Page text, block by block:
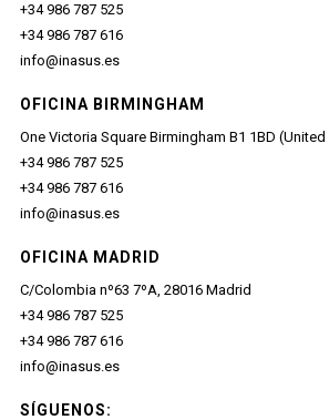
+34 986 787 525
+34 986 787 616
info@inasus.es
OFICINA BIRMINGHAM
One Victoria Square Birmingham B1 1BD
+34 986 787 525
+34 986 787 616
info@inasus.es
OFICINA MADRID
C/Colombia nº63 7ºA, 28016 Madrid
+34 986 787 525
+34 986 787 616
info@inasus.es
SÍGUENOS: